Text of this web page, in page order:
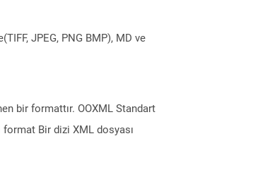
JPEG, PNG BMP), MD ve
bir formattır. OOXML Standart
format Bir dizi XML dosyası